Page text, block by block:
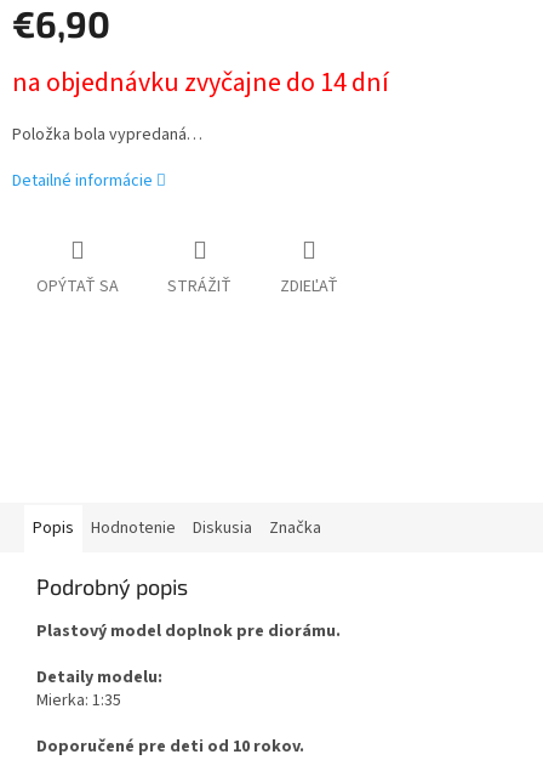
€6,90
cena:
na objednávku zvyčajne do 14 dní
Položka bola vypredaná…
Detailné informácie
OPÝTAŤ SA STRÁŽIŤ ZDIEĽAŤ
Popis Hodnotenie Diskusia Značka
Podrobný popis
Plastový model doplnok pre diorámu.
Detaily modelu:
Mierka: 1:35
Doporučené pre deti od 10 rokov.